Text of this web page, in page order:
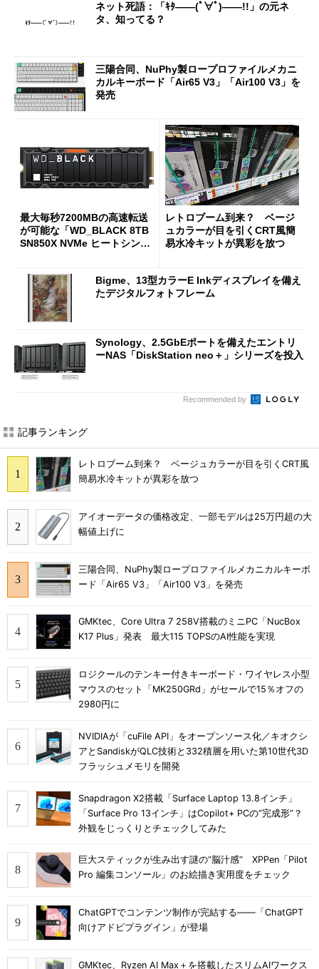
ネット死語：「ｷﾀ――(ﾟ∀ﾟ)――!!」の元ネ
タ、知ってる？
三陽合同、NuPhy製ロープロファイルメカニ
カルキーボード「Air65 V3」「Air100 V3」を
発売
最大毎秒7200MBの高速転送
が可能な「WD_BLACK 8TB
SN850X NVMe ヒートシンク
レトロブーム到来？ ベージ
ュカラーが目を引くCRT風簡
易水冷キットが異彩を放つ
Bigme、13型カラーE Inkディスプレイを備え
たデジタルフォトフレーム
Synology、2.5GbEポートを備えたエントリ
ーNAS「DiskStation neo＋」シリーズを投入
Recommended by
記事ランキング
レトロブーム到来？ ベージュカラーが目を引くCRT風
簡易水冷キットが異彩を放つ
アイオーデータの価格改定、一部モデルは25万円超の大
幅値上げに
三陽合同、NuPhy製ロープロファイルメカニカルキーボ
ード「Air65 V3」「Air100 V3」を発売
GMKtec、Core Ultra 7 258V搭載のミニPC「NucBox
K17 Plus」発表 最大115 TOPSのAI性能を実現
ロジクールのテンキー付きキーボード・ワイヤレス小型
マウスのセット「MK250GRd」がセールで15％オフの
2980円に
NVIDIAが「cuFile API」をオープンソース化／キオクシ
アとSandiskがQLC技術と332積層を用いた第10世代3D
フラッシュメモリを開発
Snapdragon X2搭載「Surface Laptop 13.8インチ」
「Surface Pro 13インチ」はCopilot+ PCの“完成形”？
外観をじっくりとチェックしてみた
巨大スティックが生み出す謎の“脳汁感” XPPen「Pilot
Pro 編集コンソール」のお絵描き実用度をチェック
ChatGPTでコンテンツ制作が完結する――「ChatGPT
向けアドビプラグイン」が登場
GMKtec、Ryzen AI Max＋を搭載したスリムAIワークス